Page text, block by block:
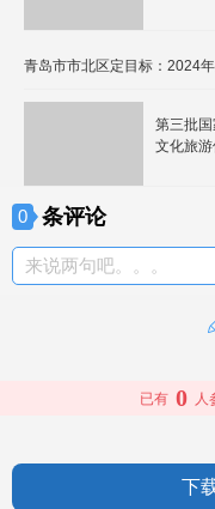
青岛市市北区定目标：2024
第三批
文化旅
0 条评论
来说两句吧。。。
已有 0 人
下